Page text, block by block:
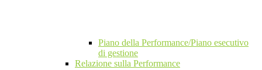
Piano della Performance/Piano esecutivo
di gestione
Relazione sulla Performance